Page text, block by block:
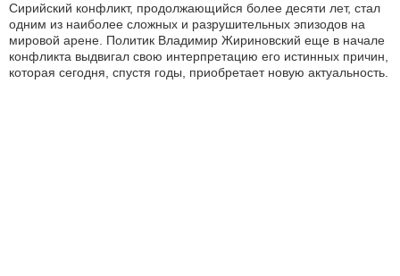
АВТО И МОТО
ЭГОИЗМ
Сирийский конфликт, продолжающийся более десяти лет, стал
одним из наиболее сложных и разрушительных эпизодов на
мировой арене. Политик Владимир Жириновский еще в начале
конфликта выдвигал свою интерпретацию его истинных причин,
которая сегодня, спустя годы, приобретает новую актуальность.